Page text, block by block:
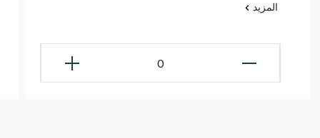
المزيد
0